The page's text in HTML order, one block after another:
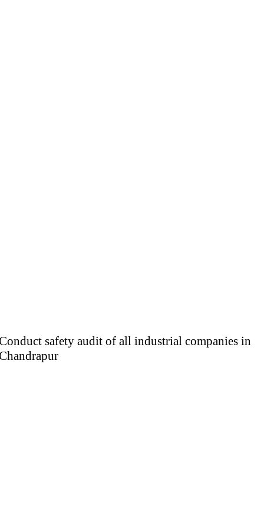
safety audit of all industrial companies in